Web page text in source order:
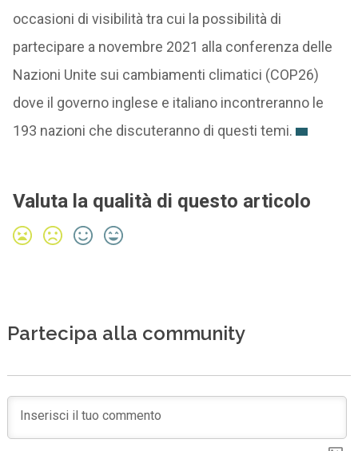
occasioni di visibilità tra cui la possibilità di
partecipare a novembre 2021 alla conferenza delle
Nazioni Unite sui cambiamenti climatici (COP26)
dove il governo inglese e italiano incontreranno le
193 nazioni che discuteranno di questi temi.
Valuta la qualità di questo articolo
Partecipa alla community